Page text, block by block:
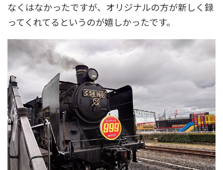
なくはなかったですが、オリジナルの方が新しく録
ってくれてるというのが嬉しかったです。